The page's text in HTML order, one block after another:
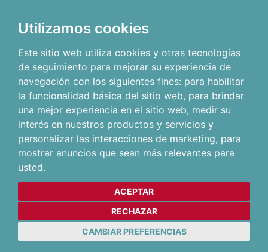
Utilizamos cookies
Este sitio web utiliza cookies y otras tecnologías
de seguimiento para mejorar su experiencia de
navegación con los siguientes fines: para habilitar
la funcionalidad básica del sitio web, para brindar
una mejor experiencia en el sitio web, medir su
interés en nuestros productos y servicios y
personalizar las interacciones de marketing, para
mostrar anuncios que sean más relevantes para
usted.
ACEPTAR
RECHAZAR
CAMBIAR PREFERENCIAS